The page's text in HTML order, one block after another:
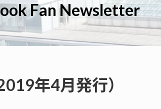
Fan Newsletter
年4月発行）